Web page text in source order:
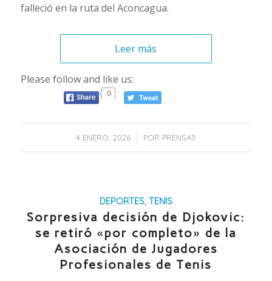
falleció en la ruta del Aconcagua.
Leer más
Please follow and like us:
0
4 ENERO, 2026
/ POR PRENSA3
DEPORTES, TENIS
Sorpresiva decisión de Djokovic:
se retiró «por completo» de la
Asociación de Jugadores
Profesionales de Tenis